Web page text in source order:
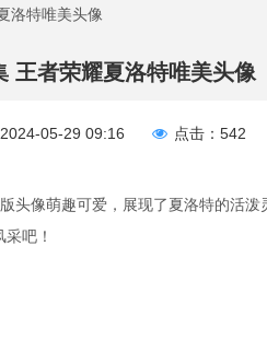
洛特唯美头像
王者荣耀夏洛特唯美头像
05-29 09:16 点击：542
头像萌趣可爱，展现了夏洛特的活
吧！